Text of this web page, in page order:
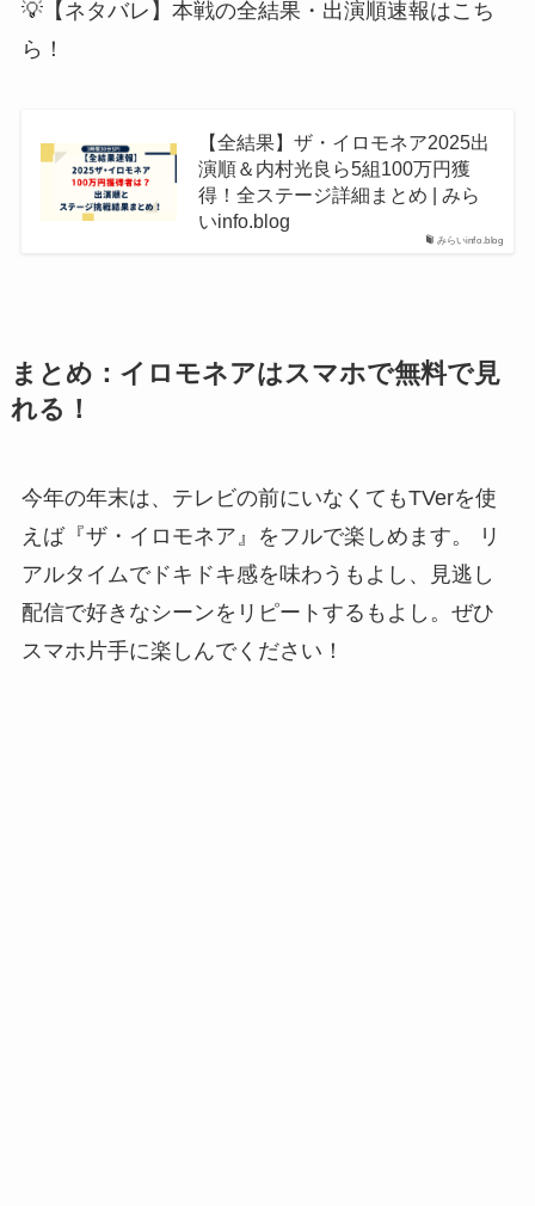
💡【ネタバレ】本戦の全結果・出演順速報はこち
ら！
みらいinfo.blog
【全結果】ザ・イロモネア2025出
演順＆内村光良ら5組100万円獲
得！全ステージ詳細まとめ | みら
いinfo.blog
まとめ：イロモネアはスマホで無料で見
れる！
今年の年末は、テレビの前にいなくてもTVerを使
えば『ザ・イロモネア』をフルで楽しめます。 リ
アルタイムでドキドキ感を味わうもよし、見逃し
配信で好きなシーンをリピートするもよし。ぜひ
スマホ片手に楽しんでください！